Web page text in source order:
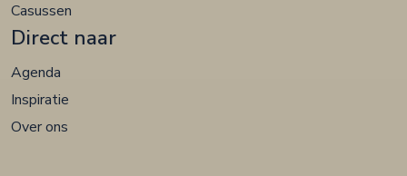
Casussen
Direct naar
Agenda
Inspiratie
Over ons